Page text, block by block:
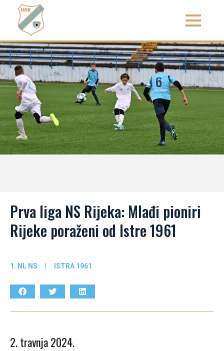
Prva liga NS Rijeka: Mlađi pioniri
Rijeke poraženi od Istre 1961
1. NL NS | ISTRA 1961
2. travnja 2024.